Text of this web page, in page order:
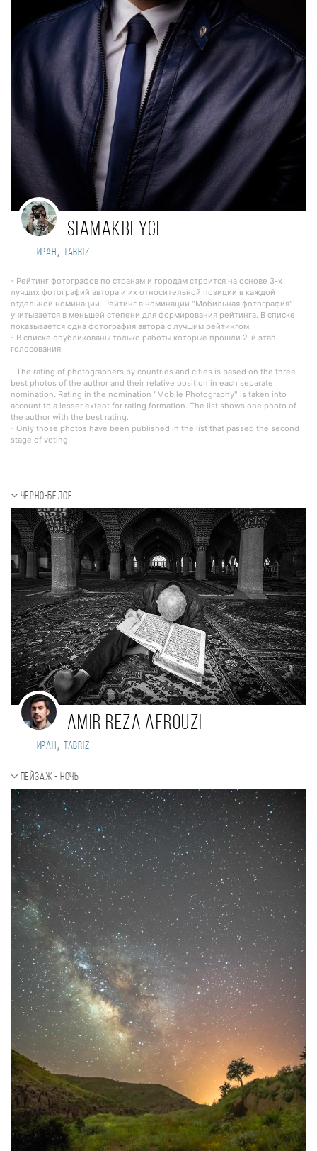
Siamakbeygi
Иран , tabriz
- Рейтинг фотографов по странам и городам строится на основе 3-х
лучших фотографий автора и их относительной позиции в каждой
отдельной номинации. Рейтинг в номинации "Мобильная фотография"
учитывается в меньшей степени для формирования рейтинга. В списке
показывается одна фотография автора с лучшим рейтингом.
- В списке опубликованы только работы которые прошли 2-й этап
голосования.
- The rating of photographers by countries and cities is based on the three
best photos of the author and their relative position in each separate
nomination. Rating in the nomination "Mobile Photography" is taken into
account to a lesser extent for rating formation. The list shows one photo of
the author with the best rating.
- Only those photos have been published in the list that passed the second
stage of voting.
Черно-белое
amir reza afrouzi
Иран, tabriz
Пейзаж - ночь